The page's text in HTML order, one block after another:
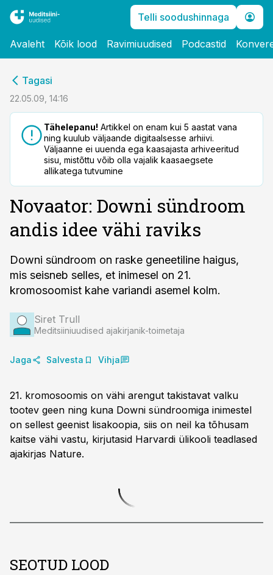
Telli soodushinnaga
Avaleht Kõik lood Ravimiuudised Podcastid
Tagasi
22.05.09, 14:16
Tähelepanu! Artikkel on enam kui 5 aastat vana
ning kuulub väljaande digitaalsesse arhiivi.
Väljaanne ei uuenda ega kaasajasta arhiveeritud
sisu, mistõttu võib olla vajalik kaasaegsete
allikatega tutvumine
Novaator: Downi sündroom
andis idee vähi raviks
Downi sündroom on raske geneetiline haigus,
mis seisneb selles, et inimesel on 21.
kromosoomist kahe variandi asemel kolm.
Siret Trull
Meditsiiniuudised ajakirjanik-toimetaja
Jaga Salvesta Vihja
21. kromosoomis on vähi arengut takistavat valku
tootev geen ning kuna Downi sündroomiga inimestel
on sellest geenist lisakoopia, siis on neil ka tõhusam
kaitse vähi vastu, kirjutasid Harvardi ülikooli teadlased
ajakirjas Nature.
SEOTUD LOOD